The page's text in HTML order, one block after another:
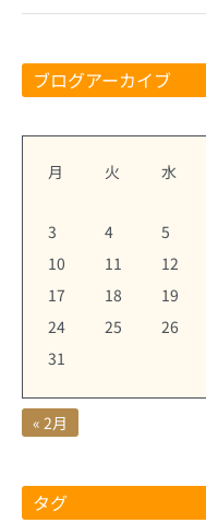
ブログアーカイブ
月 火 水
3
4 5
10
11 12
17
18 19
24
25 26
31
« 2月
タグ